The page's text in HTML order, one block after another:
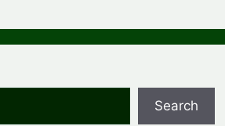
Search